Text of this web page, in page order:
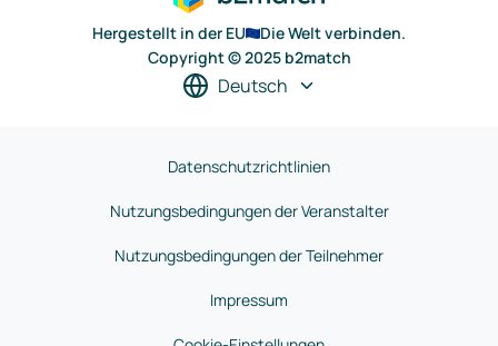
Hergestellt in der EU
Die Welt verbinden.
Copyright © 2025 b2match
Deutsch
Datenschutzrichtlinien
Nutzungsbedingungen der Veranstalter
Nutzungsbedingungen der Teilnehmer
Impressum